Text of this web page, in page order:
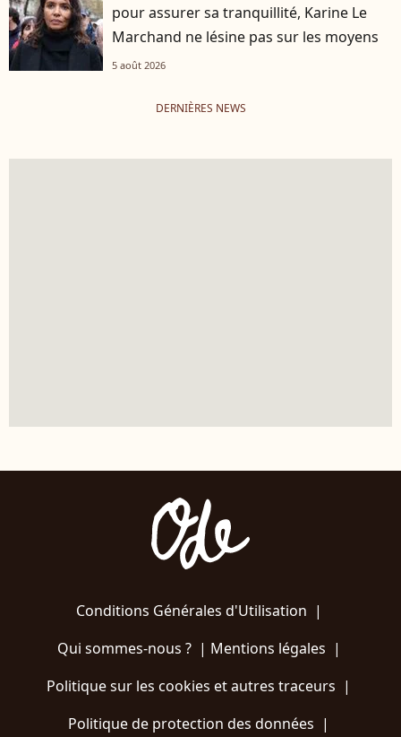
pour assurer sa tranquillité, Karine Le
Marchand ne lésine pas sur les moyens
5 août 2026
DERNIÈRES NEWS
Conditions Générales d'Utilisation |
Qui sommes-nous ?| Mentions légales |
Politique sur les cookies et autres traceurs |
Politique de protection des données |